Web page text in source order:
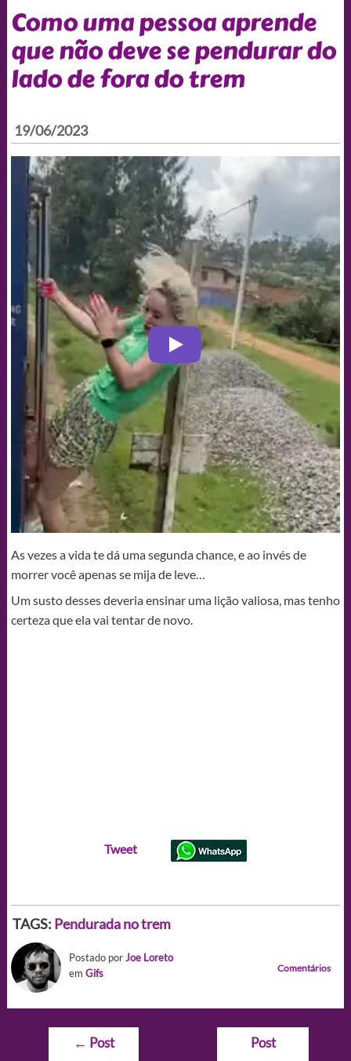
Como uma pessoa aprende
que não deve se pendurar do
lado de fora do trem
19/06/2023
As vezes a vida te dá uma segunda chance, e ao invés de
morrer você apenas se mija de leve…
Um susto desses deveria ensinar uma lição valiosa, mas tenho
certeza que ela vai tentar de novo.
Tweet
TAGS: Pendurada no trem
Postado porJoe Loreto
em Gifs Comentários
Navegação
← Post
Post